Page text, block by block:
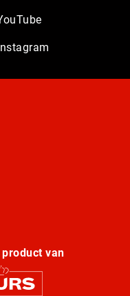
van